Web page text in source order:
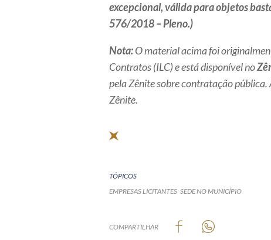
excepcional, válida para objetos
576/2018 – Pleno.)
Nota:O material acima foi
Contratos (ILC) e está disponível no
pela Zênite sobre contratação pública.
Zênite.
TÓPICOS
EMPRESAS LICITANTES SEDE NO MUNICÍPIO
COMPARTILHAR